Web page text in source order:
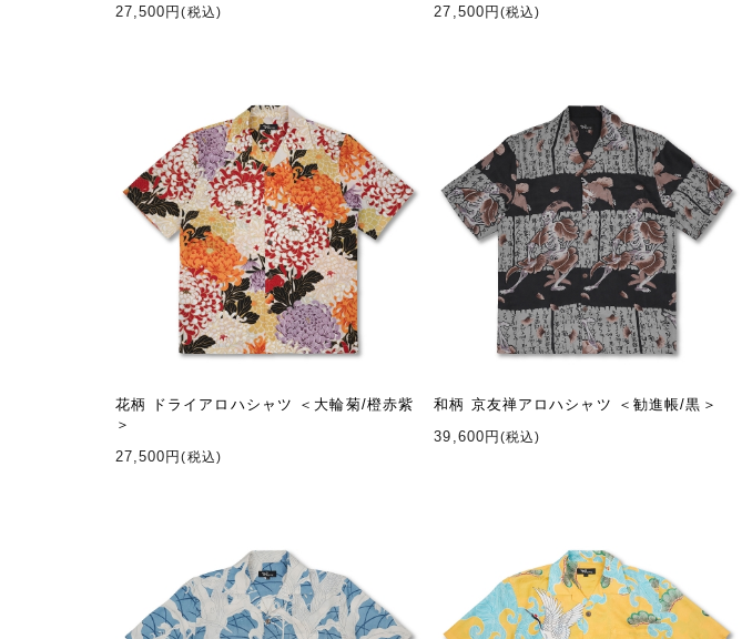
27,500円(税込)
27,500円(税込)
花柄 ドライアロハシャツ ＜大輪菊/橙赤紫
＞
27,500円(税込)
和柄 京友禅アロハシャツ ＜勧進帳/黒＞
39,600円(税込)